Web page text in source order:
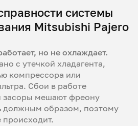
системы
Mitsubishi Pajero
но не охлаждает.
с утечкой хладагента,
компрессора или
Сбои в работе
засоры мешают фреону
должным образом, поэтому